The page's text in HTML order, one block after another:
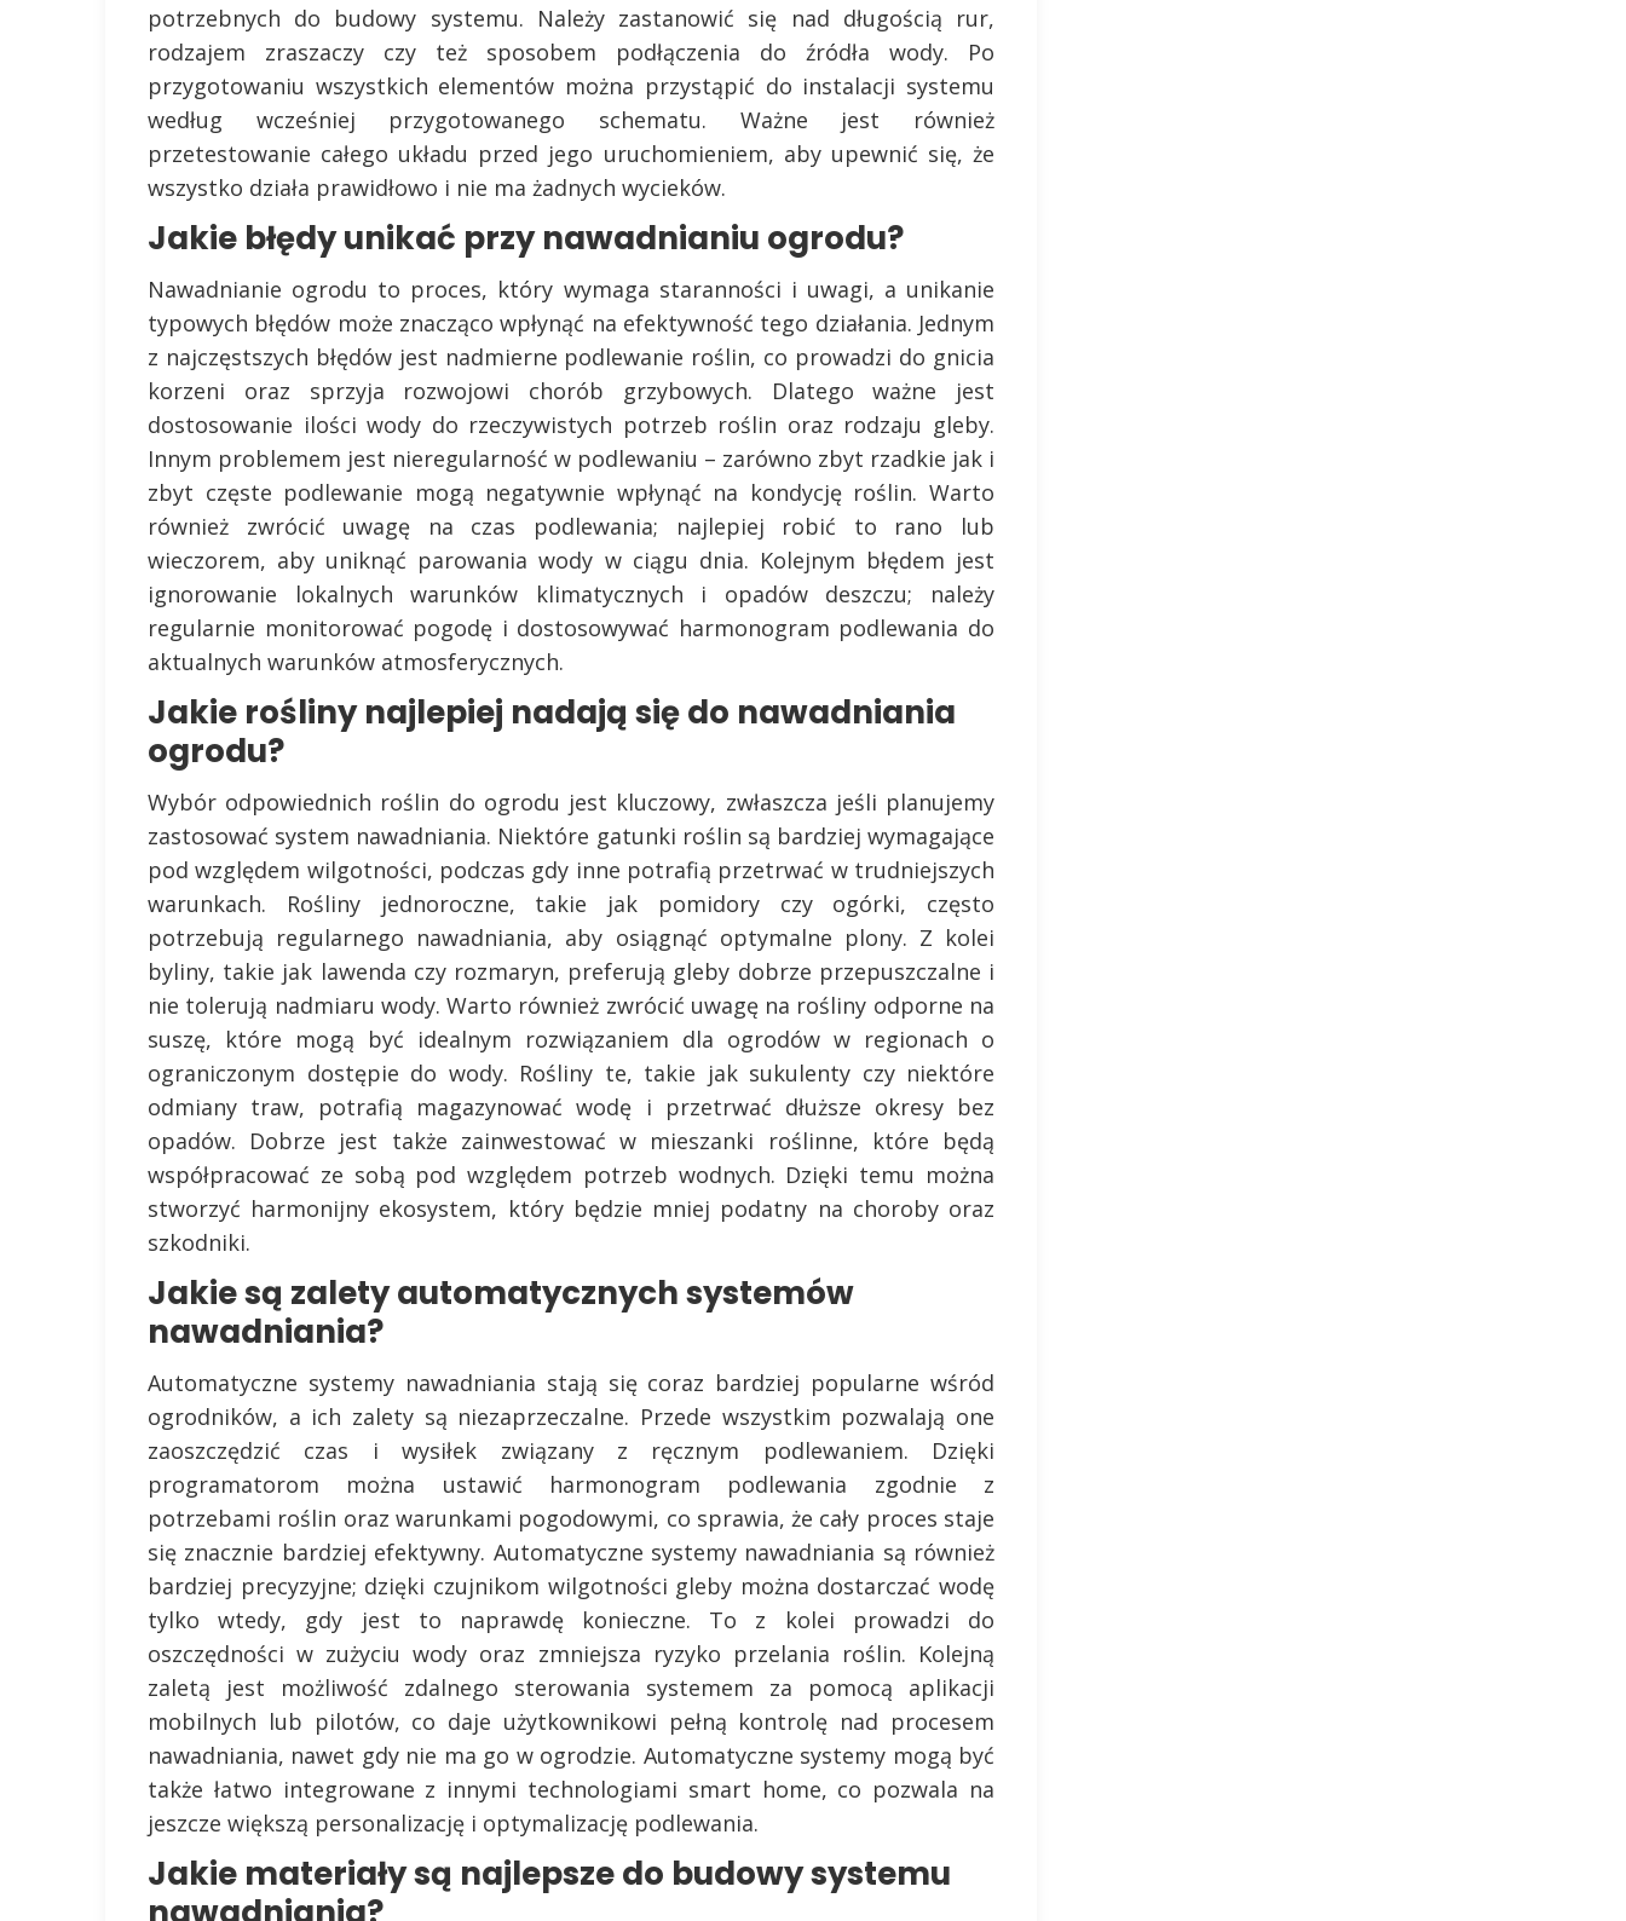
potrzebnych do budowy systemu. Należy zastanowić się nad długością rur,
rodzajem zraszaczy czy też sposobem podłączenia do źródła wody. Po
przygotowaniu wszystkich elementów można przystąpić do instalacji systemu
według wcześniej przygotowanego schematu. Ważne jest również
przetestowanie całego układu przed jego uruchomieniem, aby upewnić się, że
wszystko działa prawidłowo i nie ma żadnych wycieków.
Jakie błędy unikać przy nawadnianiu ogrodu?
Nawadnianie ogrodu to proces, który wymaga staranności i uwagi, a unikanie
typowych błędów może znacząco wpłynąć na efektywność tego działania. Jednym
z najczęstszych błędów jest nadmierne podlewanie roślin, co prowadzi do gnicia
korzeni oraz sprzyja rozwojowi chorób grzybowych. Dlatego ważne jest
dostosowanie ilości wody do rzeczywistych potrzeb roślin oraz rodzaju gleby.
Innym problemem jest nieregularność w podlewaniu – zarówno zbyt rzadkie jak i
zbyt częste podlewanie mogą negatywnie wpłynąć na kondycję roślin. Warto
również zwrócić uwagę na czas podlewania; najlepiej robić to rano lub
wieczorem, aby uniknąć parowania wody w ciągu dnia. Kolejnym błędem jest
ignorowanie lokalnych warunków klimatycznych i opadów deszczu; należy
regularnie monitorować pogodę i dostosowywać harmonogram podlewania do
aktualnych warunków atmosferycznych.
Jakie rośliny najlepiej nadają się do nawadniania
ogrodu?
Wybór odpowiednich roślin do ogrodu jest kluczowy, zwłaszcza jeśli planujemy
zastosować system nawadniania. Niektóre gatunki roślin są bardziej wymagające
pod względem wilgotności, podczas gdy inne potrafią przetrwać w trudniejszych
warunkach. Rośliny jednoroczne, takie jak pomidory czy ogórki, często
potrzebują regularnego nawadniania, aby osiągnąć optymalne plony. Z kolei
byliny, takie jak lawenda czy rozmaryn, preferują gleby dobrze przepuszczalne i
nie tolerują nadmiaru wody. Warto również zwrócić uwagę na rośliny odporne na
suszę, które mogą być idealnym rozwiązaniem dla ogrodów w regionach o
ograniczonym dostępie do wody. Rośliny te, takie jak sukulenty czy niektóre
odmiany traw, potrafią magazynować wodę i przetrwać dłuższe okresy bez
opadów. Dobrze jest także zainwestować w mieszanki roślinne, które będą
współpracować ze sobą pod względem potrzeb wodnych. Dzięki temu można
stworzyć harmonijny ekosystem, który będzie mniej podatny na choroby oraz
szkodniki.
Jakie są zalety automatycznych systemów
nawadniania?
Automatyczne systemy nawadniania stają się coraz bardziej popularne wśród
ogrodników, a ich zalety są niezaprzeczalne. Przede wszystkim pozwalają one
zaoszczędzić czas i wysiłek związany z ręcznym podlewaniem. Dzięki
programatorom można ustawić harmonogram podlewania zgodnie z
potrzebami roślin oraz warunkami pogodowymi, co sprawia, że cały proces staje
się znacznie bardziej efektywny. Automatyczne systemy nawadniania są również
bardziej precyzyjne; dzięki czujnikom wilgotności gleby można dostarczać wodę
tylko wtedy, gdy jest to naprawdę konieczne. To z kolei prowadzi do
oszczędności w zużyciu wody oraz zmniejsza ryzyko przelania roślin. Kolejną
zaletą jest możliwość zdalnego sterowania systemem za pomocą aplikacji
mobilnych lub pilotów, co daje użytkownikowi pełną kontrolę nad procesem
nawadniania, nawet gdy nie ma go w ogrodzie. Automatyczne systemy mogą być
także łatwo integrowane z innymi technologiami smart home, co pozwala na
jeszcze większą personalizację i optymalizację podlewania.
Jakie materiały są najlepsze do budowy systemu